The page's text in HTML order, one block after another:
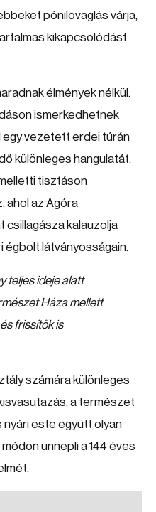
pónilovaglás várja,
kikapcsolódást
élmények nélkül.
ismerkedhetnek
egy vezetett erdei túrán
különleges hangulatát.
tisztáson
ahol az Agóra
csillagásza kalauzolja
égbolt látványosságain.
teljes ideje alatt
Háza mellett
frissítők is
számára különleges
a természet
nyári este együtt olyan
ünnepli a 144 éves